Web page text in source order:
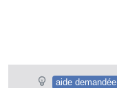
aide demandée